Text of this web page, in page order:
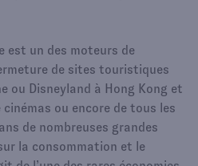
est un des moteurs de
de sites touristiques
ou Disneyland à Hong Kong et
ou encore de tous les
de nombreuses grandes
la consommation et le